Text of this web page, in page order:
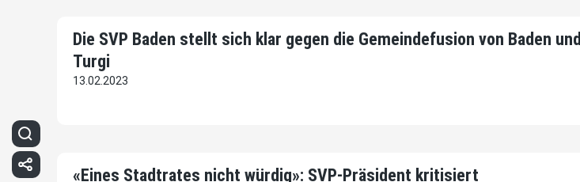
Die SVP Baden stellt sich klar gegen die Gemeindefusion von Baden und
Turgi
13.02.2023
«Eines Stadtrates nicht würdig»: SVP-Präsident kritisiert